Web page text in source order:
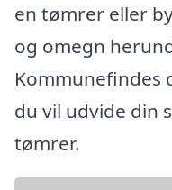
en tømrer eller
og omegn
Kommunefindes
du vil udvide din
tømrer.